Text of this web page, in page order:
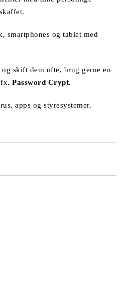
smartphones og tablet med
skift dem ofte, brug gerne en
Password Crypt.
apps og styresystemer.